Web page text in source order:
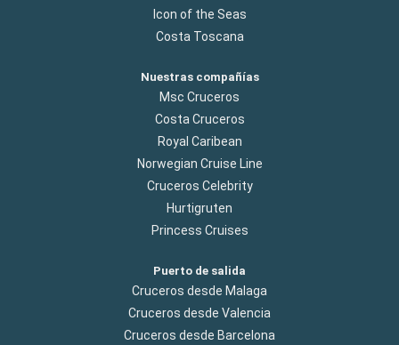
Icon of the Seas
Costa Toscana
Nuestras compañías
Msc Cruceros
Costa Cruceros
Royal Caribean
Norwegian Cruise Line
Cruceros Celebrity
Hurtigruten
Princess Cruises
Puerto de salida
Cruceros desde Malaga
Cruceros desde Valencia
Cruceros desde Barcelona